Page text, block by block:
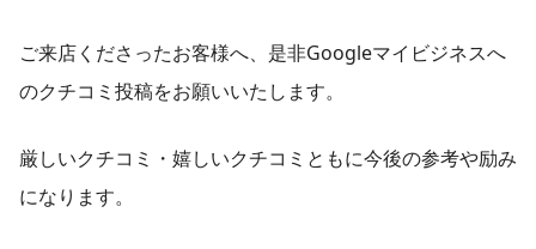
ご来店くださったお客様へ、是非Googleマイビジネスへ
のクチコミ投稿をお願いいたします。
厳しいクチコミ・嬉しいクチコミともに今後の参考や励み
になります。